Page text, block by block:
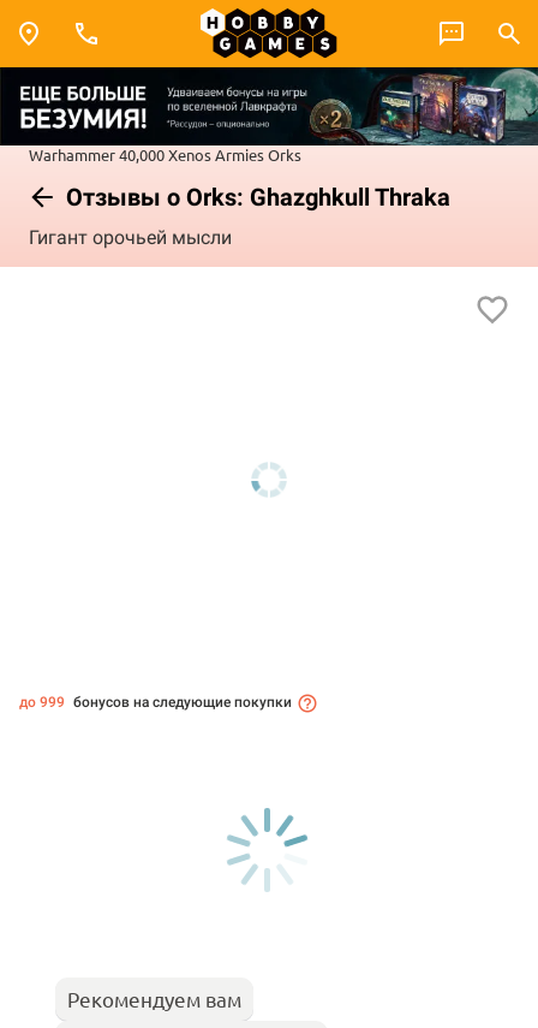
Warhammer 40,000Xenos ArmiesOrks
Отзывы о Orks: Ghazghkull Thraka
Гигант орочьей мысли
до 999 бонусов на следующие покупки
Рекомендуем вам